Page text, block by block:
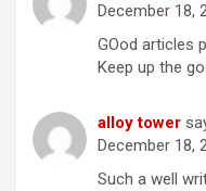
December 18,
GOod articles
Keep up the
alloy tower
December 18,
Such a well